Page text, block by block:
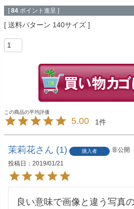
[ 84 ポイント進呈 ]
送料パターン 140サイズ
5.00 1
茉莉花 1 購入者
非公開
投稿日
2019/01/21
良い意味で画像と違う写真